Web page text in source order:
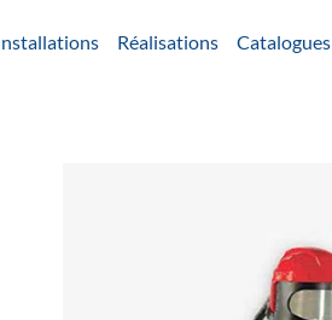
Réalisations Catalogues